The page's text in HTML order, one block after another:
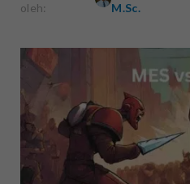
oleh:
M.Sc.